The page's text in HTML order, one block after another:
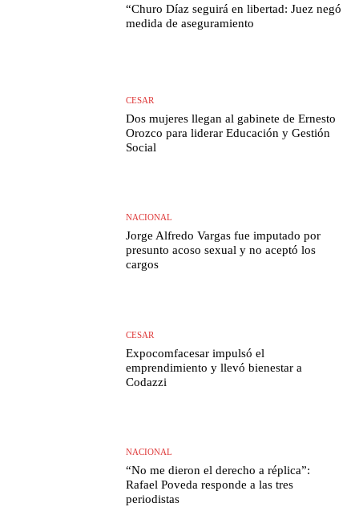
“Churo Díaz seguirá en libertad: Juez negó
medida de aseguramiento
CESAR
Dos mujeres llegan al gabinete de Ernesto
Orozco para liderar Educación y Gestión
Social
NACIONAL
Jorge Alfredo Vargas fue imputado por
presunto acoso sexual y no aceptó los
cargos
CESAR
Expocomfacesar impulsó el
emprendimiento y llevó bienestar a
Codazzi
NACIONAL
“No me dieron el derecho a réplica”:
Rafael Poveda responde a las tres
periodistas